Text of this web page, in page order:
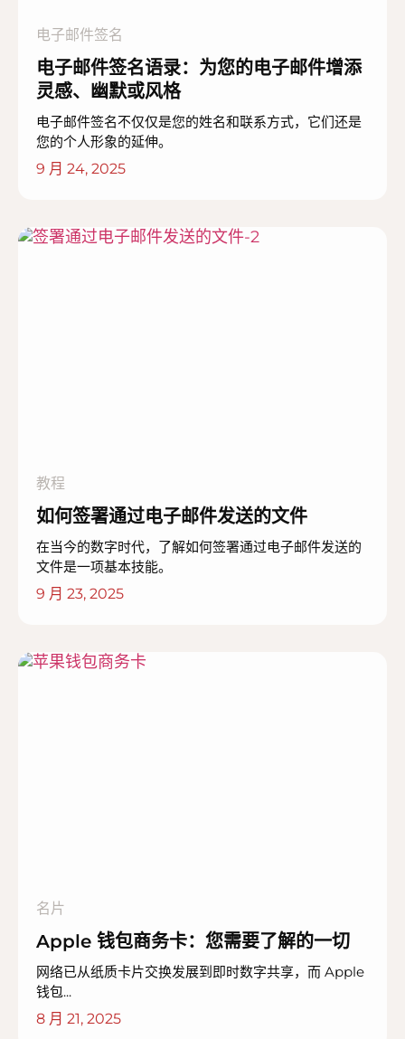
电子邮件签名
电子邮件签名语录：为您的电子邮件增添
灵感、幽默或风格
电子邮件签名不仅仅是您的姓名和联系方式，它们还是
您的个人形象的延伸。
9 月 24, 2025
教程
如何签署通过电子邮件发送的文件
在当今的数字时代，了解如何签署通过电子邮件发送的
文件是一项基本技能。
9 月 23, 2025
名片
Apple 钱包商务卡：您需要了解的一切
网络已从纸质卡片交换发展到即时数字共享，而 Apple
钱包...
8 月 21, 2025